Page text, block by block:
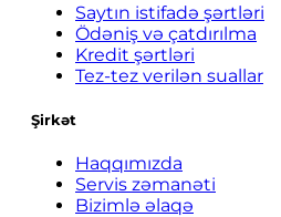
Saytın istifadə şərtləri
Ödəniş və çatdırılma
Kredit şərtləri
Tez-tez verilən suallar
Şirkət
Haqqımızda
Servis zəmanəti
Bizimlə əlaqə